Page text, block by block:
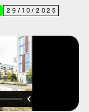
29 /10/2025